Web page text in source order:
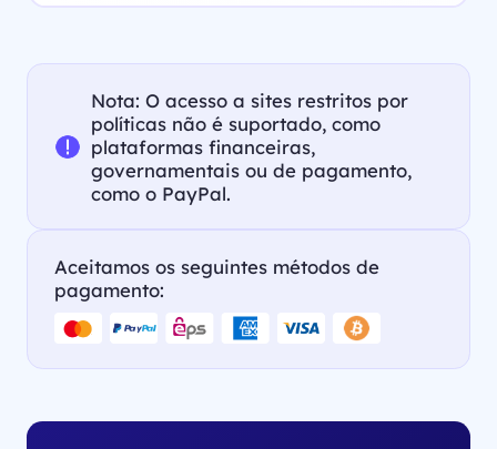
Nota: O acesso a sites restritos por
políticas não é suportado, como
plataformas financeiras,
governamentais ou de pagamento,
como o PayPal.
Aceitamos os seguintes métodos de
pagamento: